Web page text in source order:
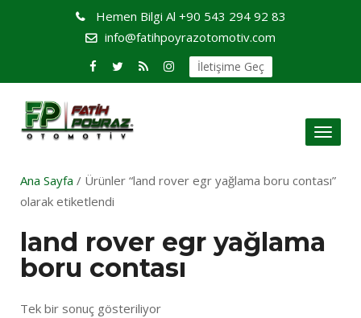
Hemen Bilgi Al +90 543 294 92 83
info@fatihpoyrazotomotiv.com
İletişime Geç
Toggle
Ana Sayfa / Ürünler “land rover egr yağlama boru contası”
olarak etiketlendi
land rover egr yağlama
boru contası
Tek bir sonuç gösteriliyor